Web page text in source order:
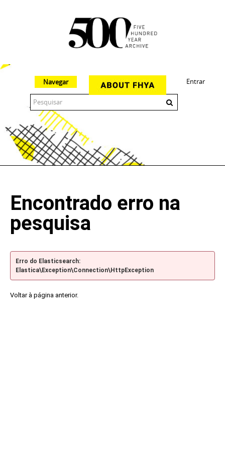
Entrar
Navegar
Encontrado erro na
pesquisa
Erro do Elasticsearch:
Elastica\Exception\Connection\HttpException
Voltar à página anterior.